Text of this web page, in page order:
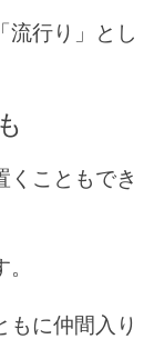
流行り」とし
くこともでき
もに仲間入り